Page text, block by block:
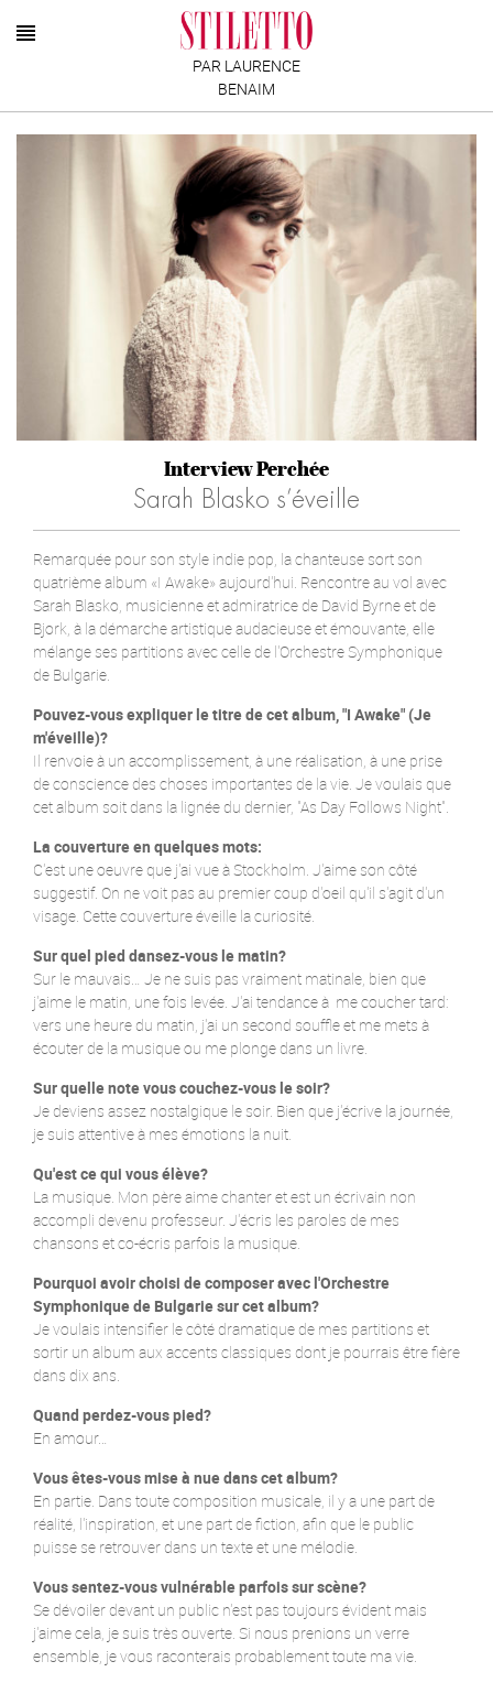
PAR LAURENCE
BENAIM
Interview Perchée
Sarah Blasko s’éveille
Remarquée pour son style indie pop, la chanteuse sort son
quatrième album «I Awake» aujourd'hui. Rencontre au vol avec
Sarah Blasko, musicienne et admiratrice de David Byrne et de
Bjork, à la démarche artistique audacieuse et émouvante, elle
mélange ses partitions avec celle de l'Orchestre Symphonique
de Bulgarie.
Pouvez-vous expliquer le titre de cet album, "I Awake" (Je
m'éveille)?
Il renvoie à un accomplissement, à une réalisation, à une prise
de conscience des choses importantes de la vie. Je voulais que
cet album soit dans la lignée du dernier, "As Day Follows Night".
La couverture en quelques mots:
C'est une oeuvre que j'ai vue à Stockholm. J'aime son côté
suggestif. On ne voit pas au premier coup d'oeil qu'il s'agit d'un
visage. Cette couverture éveille la curiosité.
Sur quel pied dansez-vous le matin?
Sur le mauvais… Je ne suis pas vraiment matinale, bien que
j'aime le matin, une fois levée. J'ai tendance à me coucher tard:
vers une heure du matin, j'ai un second souffle et me mets à
écouter de la musique ou me plonge dans un livre.
Sur quelle note vous couchez-vous le soir?
Je deviens assez nostalgique le soir. Bien que j'écrive la journée,
je suis attentive à mes émotions la nuit.
Qu'est ce qui vous élève?
La musique. Mon père aime chanter et est un écrivain non
accompli devenu professeur. J'écris les paroles de mes
chansons et co-écris parfois la musique.
Pourquoi avoir choisi de composer avec l'Orchestre
Symphonique de Bulgarie sur cet album?
Je voulais intensifier le côté dramatique de mes partitions et
sortir un album aux accents classiques dont je pourrais être fière
dans dix ans.
Quand perdez-vous pied?
En amour…
Vous êtes-vous mise à nue dans cet album?
En partie. Dans toute composition musicale, il y a une part de
réalité, l'inspiration, et une part de fiction, afin que le public
puisse se retrouver dans un texte et une mélodie.
Vous sentez-vous vulnérable parfois sur scène?
Se dévoiler devant un public n'est pas toujours évident mais
j'aime cela, je suis très ouverte. Si nous prenions un verre
ensemble, je vous raconterais probablement toute ma vie.